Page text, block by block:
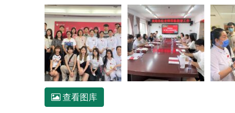
查看图库